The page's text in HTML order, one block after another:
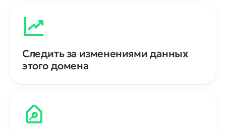
Следить за изменениями данных
этого домена